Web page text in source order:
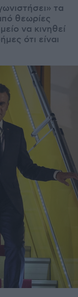
τα
θεωρίες
να κινηθεί
ότι είναι